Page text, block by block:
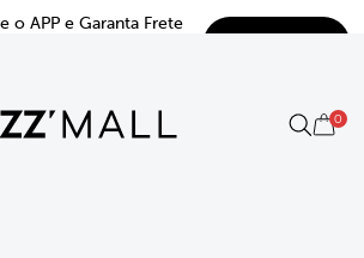
o APP e Garanta Frete
0